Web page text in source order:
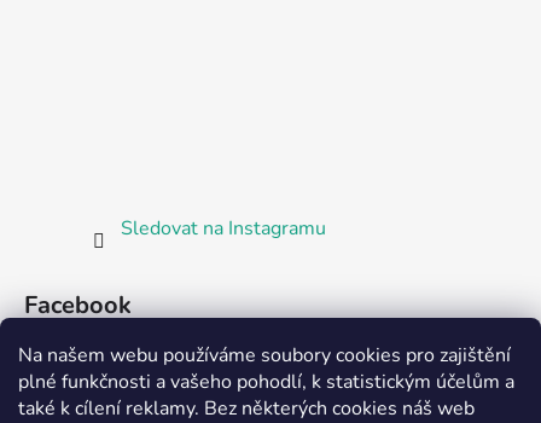
Na našem webu používáme soubory cookies pro zajištění
plné funkčnosti a vašeho pohodlí, k statistickým účelům a
také k cílení reklamy. Bez některých cookies náš web
Sledovat na Instagramu
Facebook